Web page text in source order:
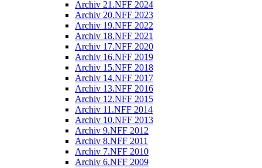
Archiv 21.NFF 2024
Archiv 20.NFF 2023
Archiv 19.NFF 2022
Archiv 18.NFF 2021
Archiv 17.NFF 2020
Archiv 16.NFF 2019
Archiv 15.NFF 2018
Archiv 14.NFF 2017
Archiv 13.NFF 2016
Archiv 12.NFF 2015
Archiv 11.NFF 2014
Archiv 10.NFF 2013
Archiv 9.NFF 2012
Archiv 8.NFF 2011
Archiv 7.NFF 2010
Archiv 6.NFF 2009